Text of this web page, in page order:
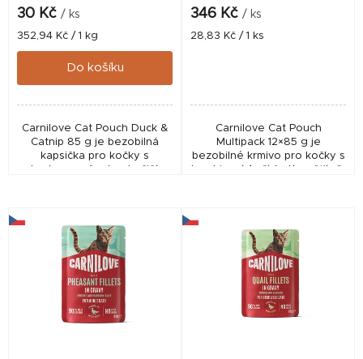
30 Kč / ks
Měrná
cena:
352,94 Kč / 1 kg
Do košíku
Carnilove Cat Pouch Duck &
Catnip 85 g je bezobilná
kapsička pro kočky s
346 Kč / ks
Měrná
28,83 Kč / 1 ks
Carnilove Cat Pouch
Multipack 12×85 g je
bezobilné krmivo pro kočky s